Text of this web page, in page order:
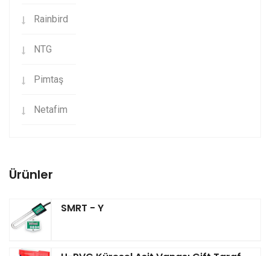
Rainbird
NTG
Pimtaş
Netafim
Ürünler
SMRT - Y